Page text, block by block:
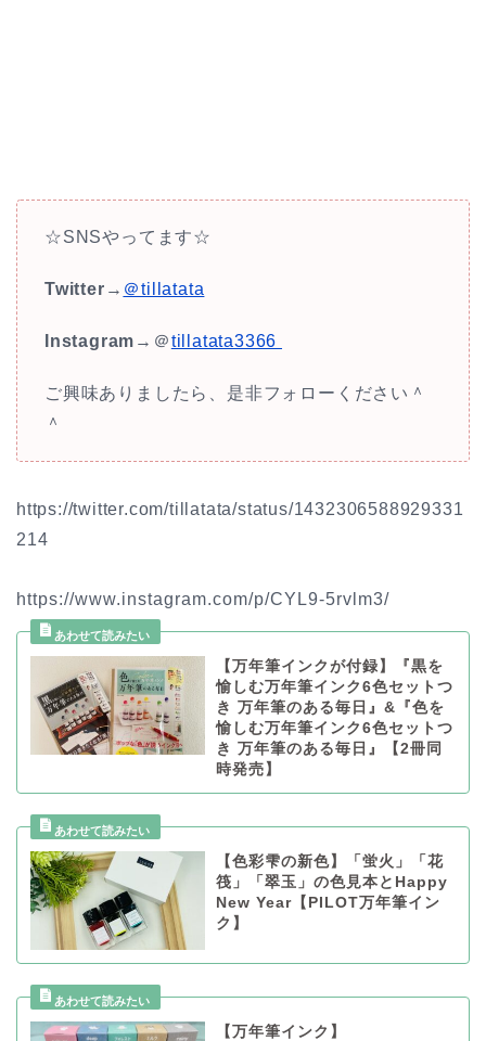
☆SNSやってます☆
Twitter → ＠tillatata
Instagram →＠tillatata3366
ご興味ありましたら、是非フォローください＾
＾
https://twitter.com/tillatata/status/1432306588929331
214
https://www.instagram.com/p/CYL9-5rvlm3/
【万年筆インクが付録】『黒を
愉しむ万年筆インク6色セットつ
き 万年筆のある毎日』&『色を
愉しむ万年筆インク6色セットつ
き 万年筆のある毎日』【2冊同
時発売】
【色彩雫の新色】「蛍火」「花
筏」「翠玉」の色見本とHappy
New Year【PILOT万年筆イン
ク】
【万年筆インク】